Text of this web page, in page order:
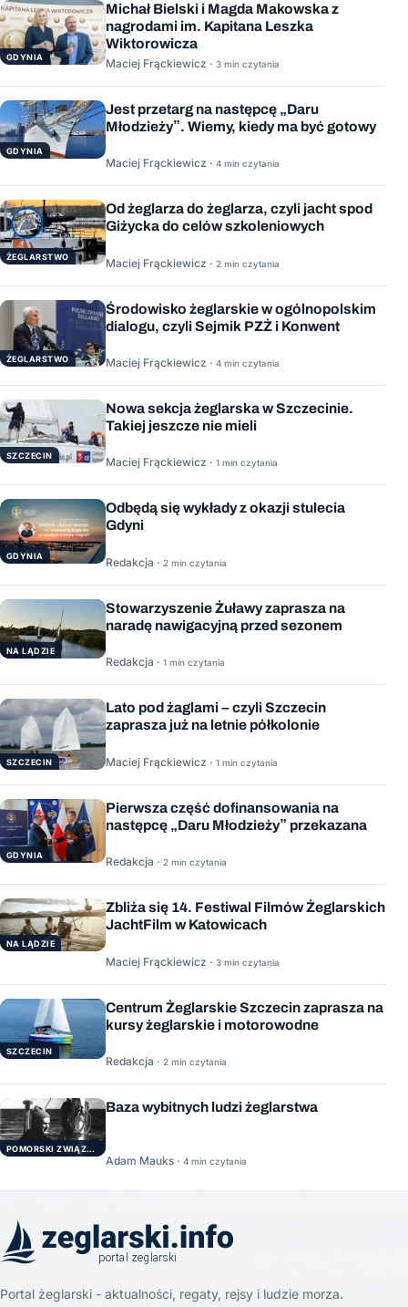
GDYNIA
Michał Bielski i Magda Makowska z
nagrodami im. Kapitana Leszka
Wiktorowicza
Maciej Frąckiewicz · 3 min czytania
GDYNIA
Jest przetarg na następcę „Daru
Młodzieży”. Wiemy, kiedy ma być gotowy
Maciej Frąckiewicz · 4 min czytania
ŻEGLARSTWO
Od żeglarza do żeglarza, czyli jacht spod
Giżycka do celów szkoleniowych
Maciej Frąckiewicz · 2 min czytania
ŻEGLARSTWO
Środowisko żeglarskie w ogólnopolskim
dialogu, czyli Sejmik PZŻ i Konwent
Maciej Frąckiewicz · 4 min czytania
SZCZECIN
Nowa sekcja żeglarska w Szczecinie.
Takiej jeszcze nie mieli
Maciej Frąckiewicz · 1 min czytania
GDYNIA
Odbędą się wykłady z okazji stulecia
Gdyni
Redakcja · 2 min czytania
NA LĄDZIE
Stowarzyszenie Żuławy zaprasza na
naradę nawigacyjną przed sezonem
Redakcja · 1 min czytania
SZCZECIN
Lato pod żaglami – czyli Szczecin
zaprasza już na letnie półkolonie
Maciej Frąckiewicz · 1 min czytania
GDYNIA
Pierwsza część dofinansowania na
następcę „Daru Młodzieży” przekazana
Redakcja · 2 min czytania
NA LĄDZIE
Zbliża się 14. Festiwal Filmów Żeglarskich
JachtFilm w Katowicach
Maciej Frąckiewicz · 3 min czytania
SZCZECIN
Centrum Żeglarskie Szczecin zaprasza na
kursy żeglarskie i motorowodne
Redakcja · 2 min czytania
POMORSKI ZWIĄZEK ŻEGLARSKI
Baza wybitnych ludzi żeglarstwa
Adam Mauks · 4 min czytania
Portal żeglarski - aktualności, regaty, rejsy i ludzie morza.